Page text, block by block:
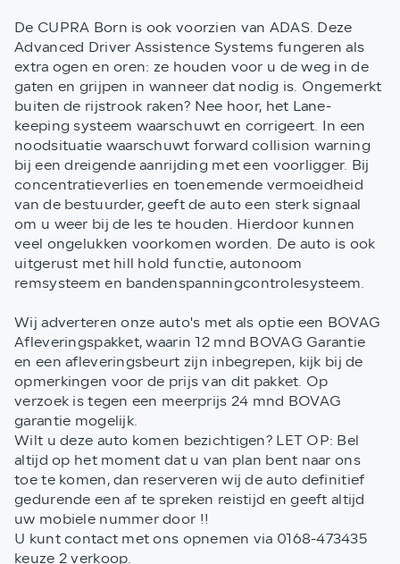
De CUPRA Born is ook voorzien van ADAS. Deze
Advanced Driver Assistence Systems fungeren als
extra ogen en oren: ze houden voor u de weg in de
gaten en grijpen in wanneer dat nodig is. Ongemerkt
buiten de rijstrook raken? Nee hoor, het Lane-
keeping systeem waarschuwt en corrigeert. In een
noodsituatie waarschuwt forward collision warning
bij een dreigende aanrijding met een voorligger. Bij
concentratieverlies en toenemende vermoeidheid
van de bestuurder, geeft de auto een sterk signaal
om u weer bij de les te houden. Hierdoor kunnen
veel ongelukken voorkomen worden. De auto is ook
uitgerust met hill hold functie, autonoom
remsysteem en bandenspanningcontrolesysteem.
Wij adverteren onze auto's met als optie een BOVAG
Afleveringspakket, waarin 12 mnd BOVAG Garantie
en een afleveringsbeurt zijn inbegrepen, kijk bij de
opmerkingen voor de prijs van dit pakket. Op
verzoek is tegen een meerprijs 24 mnd BOVAG
garantie mogelijk.
Wilt u deze auto komen bezichtigen? LET OP: Bel
altijd op het moment dat u van plan bent naar ons
toe te komen, dan reserveren wij de auto definitief
gedurende een af te spreken reistijd en geeft altijd
uw mobiele nummer door !!
U kunt contact met ons opnemen via 0168-473435
keuze 2 verkoop.